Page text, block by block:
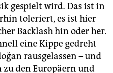
gespielt wird. Das ist in
toleriert, es ist hier
Backlash hin oder her.
eine Kippe gedreht
rausgelassen – und
zu den Europäern und